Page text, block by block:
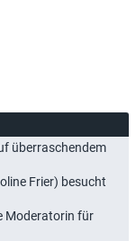
überraschendem
Frier) besucht
Moderatorin für